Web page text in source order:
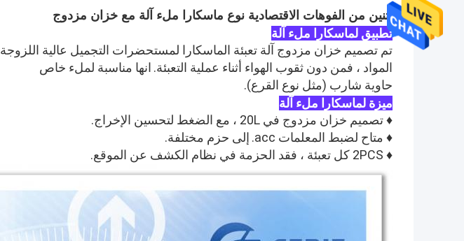
اثنين من الفوهات الاقتصادية نوع ماسكارا ملء آلة مع خزان مزدوج
تطبيق لماسكارا ملء آلة
تم تصميم خزان مزدوج آلة تعبئة الماسكارا لمستحضرات التجميل عالية اللزوجة
المواد ، فمن دون ثقوب الهواء أثناء عملية التعبئة. انها مناسبة لملء خاص
حاوية شارب (مثل نوع القرع).
ميزة لماسكارا ملء آلة
♦ تصميم خزان مزدوج في 20L ، مع الضغط لتحسين الإخراج.
♦ متاح لضبط المعلمات acc.
إلى حزم مختلفة.
♦ 2PCS كل تعبئة ، فقد الحزمة في نظام الكشف عن الموقع.